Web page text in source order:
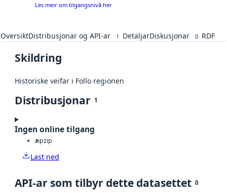
Les meir om tilgangsnivå her
OversiktDistribusjonar og API-ar 1 DetaljarDiskusjonar 0 RDF
Skildring
Historiske veifar i Follo regionen
Distribusjonar 1
Ingen online tilgang
zipzip
Last ned
API-ar som tilbyr dette datasettet 0